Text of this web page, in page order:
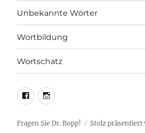
Unbekannte Wörter
Wortbildung
Wortschatz
LEO@Facebook
LEO@Instagram
Fragen Sie Dr. Bopp! Stolz präsentiert